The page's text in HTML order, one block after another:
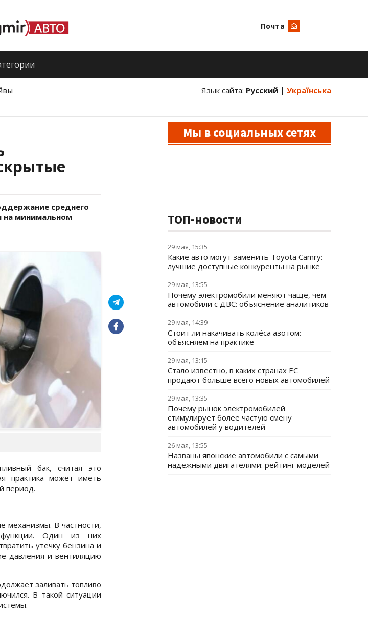
Почта
Язык сайта: Русский | Українська
среднего
на минимальном
бак, считая это
практика может иметь
период.
механизмы. В частности,
функции. Один из них
утечку бензина и
давления и вентиляцию
заливать топливо
В такой ситуации
Мы в социальных сетях
ТОП-новости
29 мая, 15:35
Какие авто могут заменить Toyota Camry:
лучшие доступные конкуренты на рынке
29 мая, 13:55
Почему электромобили меняют чаще, чем
автомобили с ДВС: объяснение аналитиков
29 мая, 14:39
Стоит ли накачивать колёса азотом:
объясняем на практике
29 мая, 13:15
Стало известно, в каких странах ЕС
продают больше всего новых автомобилей
29 мая, 13:35
Почему рынок электромобилей
стимулирует более частую смену
автомобилей у водителей
26 мая, 13:55
Названы японские автомобили с самыми
надежными двигателями: рейтинг моделей